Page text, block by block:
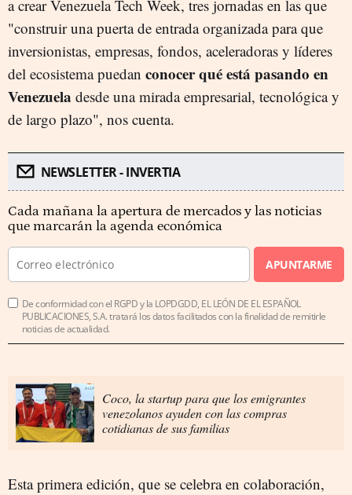
a crear Venezuela Tech Week, tres jornadas en las que
"construir una puerta de entrada organizada para que
inversionistas, empresas, fondos, aceleradoras y líderes
del ecosistema puedan conocer qué está pasando en
Venezuela desde una mirada empresarial, tecnológica y
de largo plazo", nos cuenta.
NEWSLETTER - INVERTIA
Cada mañana la apertura de mercados y las noticias
que marcarán la agenda económica
APUNTARME
De conformidad con el RGPD y la LOPDGDD, EL LEÓN DE EL ESPAÑOL
PUBLICACIONES, S.A. tratará los datos facilitados con la finalidad de remitirle
noticias de actualidad.
Coco, la startup para que los emigrantes
venezolanos ayuden con las compras
cotidianas de sus familias
Esta primera edición, que se celebra en colaboración,